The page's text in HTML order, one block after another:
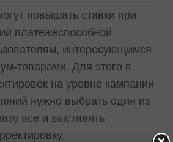
повышать ставки при
платежеспособной
интересующимся,
товарами. Для этого в
на уровне кампании
нужно выбрать один из
все и выставить